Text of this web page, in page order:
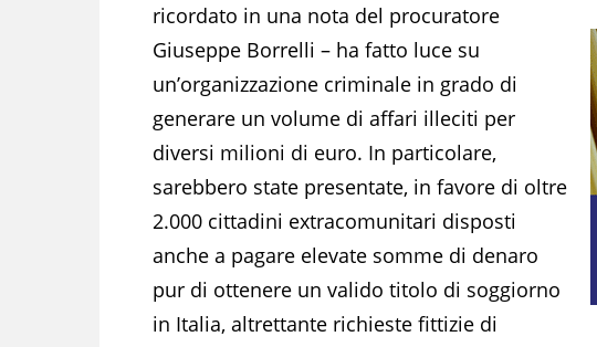
ricordato in una nota del procuratore
Giuseppe Borrelli – ha fatto luce su
un’organizzazione criminale in grado di
generare un volume di affari illeciti per
diversi milioni di euro. In particolare,
sarebbero state presentate, in favore di oltre
2.000 cittadini extracomunitari disposti
anche a pagare elevate somme di denaro
pur di ottenere un valido titolo di soggiorno
in Italia, altrettante richieste fittizie di